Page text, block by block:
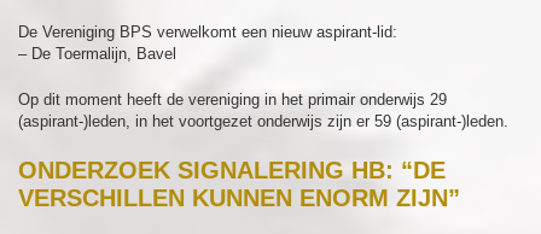
De Vereniging BPS verwelkomt een nieuw aspirant-lid:
– De Toermalijn, Bavel
Op dit moment heeft de vereniging in het primair onderwijs 29
(aspirant-)leden, in het voortgezet onderwijs zijn er 59 (aspirant-)leden.
ONDERZOEK SIGNALERING HB: “DE
VERSCHILLEN KUNNEN ENORM ZIJN”